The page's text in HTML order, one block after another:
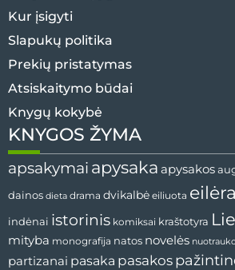
Kur įsigyti
Slapukų politika
Prekių pristatymas
Atsiskaitymo būdai
Knygų kokybė
KNYGOS ŽYMA
apsakymai apysaka apysakos
dainos dieta drama dvikalbė eiliuota
indėnai istorinis komiksai kraštotyra
mityba monografija natos novelės
partizanai pasaka pasakos